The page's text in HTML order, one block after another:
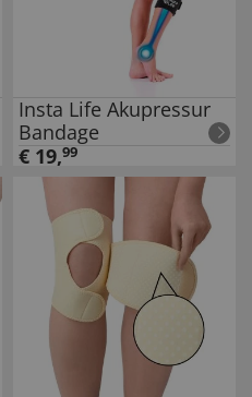
Insta Life Akupressur
Bandage
€ 19,99